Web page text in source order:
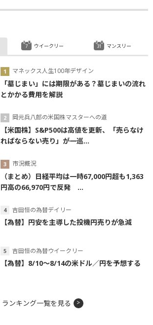
マネックス人生100年デザイン
「墓じまい」には期限がある？墓じまいの流れ
とかかる費用を解説
岡元兵八郎の米国株マスターへの道
【米国株】S&P500は高値を更新、「売らなけ
ればならない売り」が一巡...
市況概況
（まとめ）日経平均は一時67,000円超も1,363
円高の66,970円で反発 ...
吉田恒の為替デイリー
【為替】円安を主導した投機円売りが急減
吉田恒の為替ウイークリー
【為替】8/10～8/14の米ドル／円を予想する
ウイークリー マンスリー
ランキング一覧を見る